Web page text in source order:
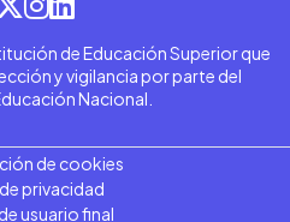
de Educación Superior que
y vigilancia por parte del
Nacional.
de cookies
privacidad
usuario final